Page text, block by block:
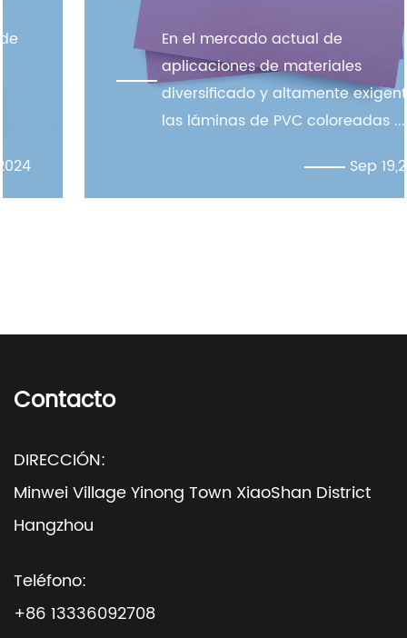
En el mercado actual de
aplicaciones de materiales
diversificado y altamente exigente,
las láminas de PVC coloreadas ...
Sep 19,2024
Contacto
DIRECCIÓN:
Minwei Village Yinong Town XiaoShan District
Hangzhou
Teléfono:
+86 13336092708